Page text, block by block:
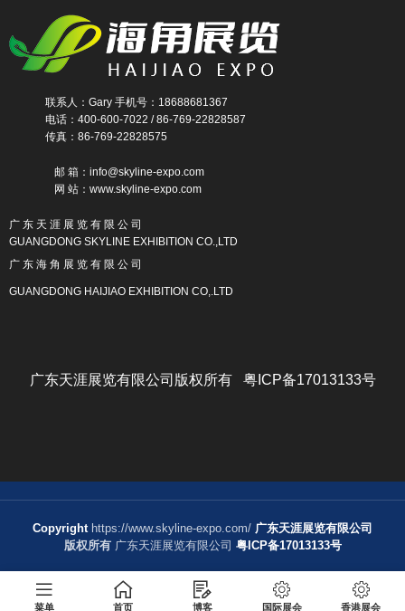
联系人：Gary 手机号：18688681367
电话：400-600-7022 / 86-769-22828587
传真：86-769-22828575
邮 箱：info@skyline-expo.com
网 站：www.skyline-expo.com
广 东 天 涯 展 览 有 限 公 司
GUANGDONG SKYLINE EXHIBITION CO.,LTD
广 东 海 角 展 览 有 限 公 司
GUANGDONG HAIJIAO EXHIBITION CO,.LTD
广东天涯展览有限公司版权所有 粤ICP备17013133号
Copyright https://www.skyline-expo.com/ 广东天涯展览有限公司
版权所有 广东天涯展览有限公司 粤ICP备17013133号
菜单 首页 博客 国际展会 香港展会